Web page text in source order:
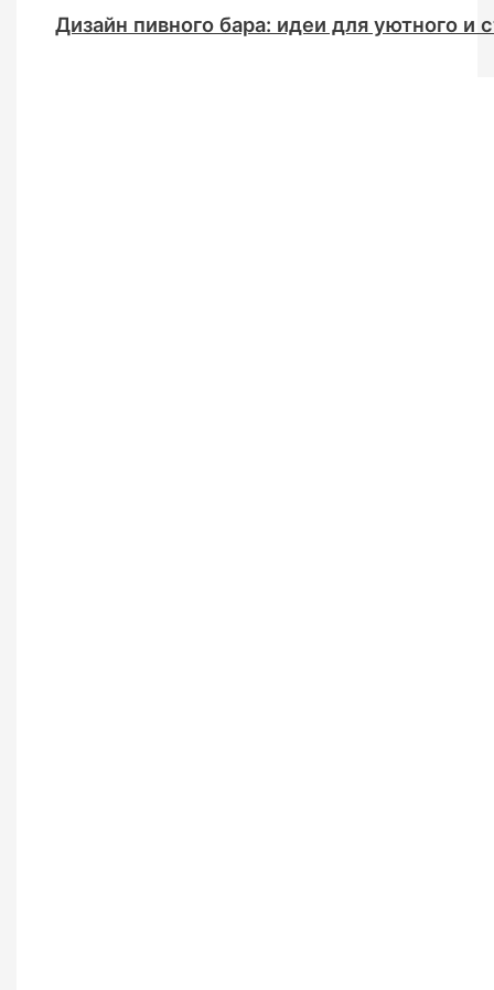
Дизайн пивного бара: идеи для уютного и